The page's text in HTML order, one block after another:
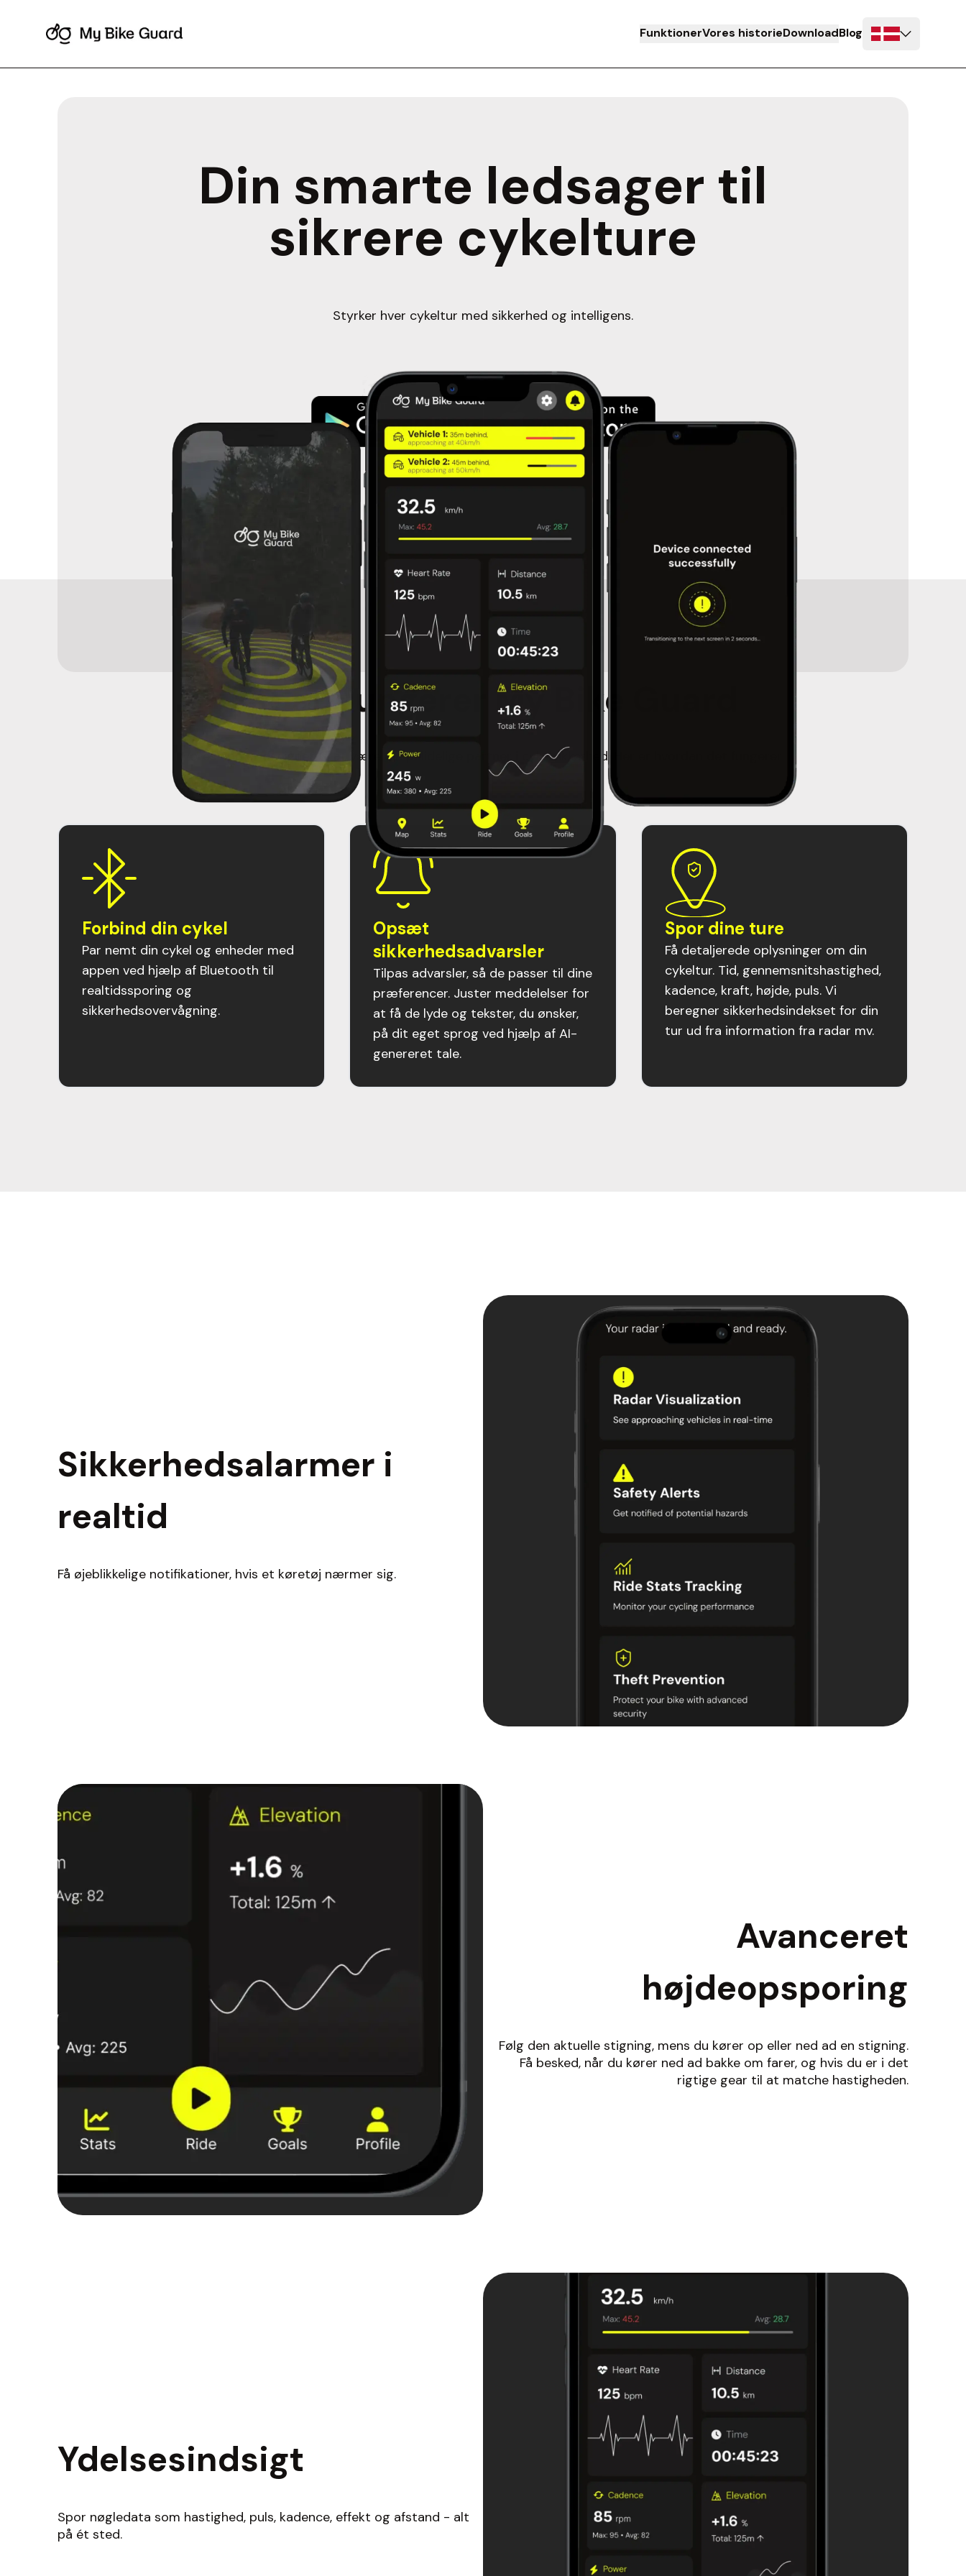
FunktionerVores historieDownloadBlog
Din smarte ledsager til
sikrere cykelture
Styrker hver cykeltur med sikkerhed og intelligens.
Sådan fungerer My Bike Guard
Vores app er designet til at være din pålidelige partner i cykelsikkerhed. Her er hvordan det fungerer:
Forbind din cykel
Par nemt din cykel og enheder med
appen ved hjælp af Bluetooth til
realtidssporing og
sikkerhedsovervågning.
Opsæt
sikkerhedsadvarsler
Tilpas advarsler, så de passer til dine
præferencer. Juster meddelelser for
at få de lyde og tekster, du ønsker,
på dit eget sprog ved hjælp af AI-
genereret tale.
Spor dine ture
Få detaljerede oplysninger om din
cykeltur. Tid, gennemsnitshastighed,
kadence, kraft, højde, puls. Vi
beregner sikkerhedsindekset for din
tur ud fra information fra radar mv.
Sikkerhedsalarmer i
realtid
Få øjeblikkelige notifikationer, hvis et køretøj nærmer sig.
Avanceret
højdeopsporing
Følg den aktuelle stigning, mens du kører op eller ned ad en stigning.
Få besked, når du kører ned ad bakke om farer, og hvis du er i det
rigtige gear til at matche hastigheden.
Ydelsesindsigt
Spor nøgledata som hastighed, puls, kadence, effekt og afstand - alt
på ét sted.